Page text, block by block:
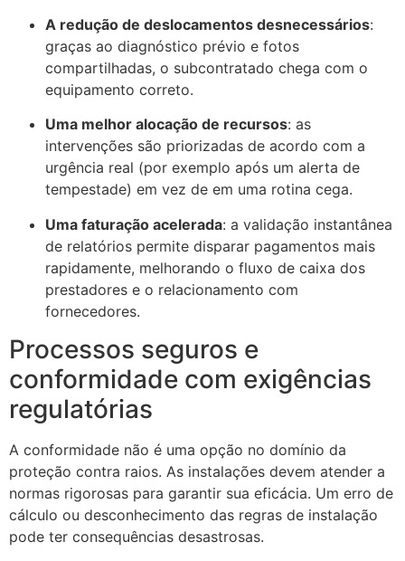
A redução de deslocamentos desnecessários:
graças ao diagnóstico prévio e fotos
compartilhadas, o subcontratado chega com o
equipamento correto.
Uma melhor alocação de recursos: as
intervenções são priorizadas de acordo com a
urgência real (por exemplo após um alerta de
tempestade) em vez de em uma rotina cega.
Uma faturação acelerada: a validação instantânea
de relatórios permite disparar pagamentos mais
rapidamente, melhorando o fluxo de caixa dos
prestadores e o relacionamento com
fornecedores.
Processos seguros e
conformidade com exigências
regulatórias
A conformidade não é uma opção no domínio da
proteção contra raios. As instalações devem atender a
normas rigorosas para garantir sua eficácia. Um erro de
cálculo ou desconhecimento das regras de instalação
pode ter consequências desastrosas.
Online